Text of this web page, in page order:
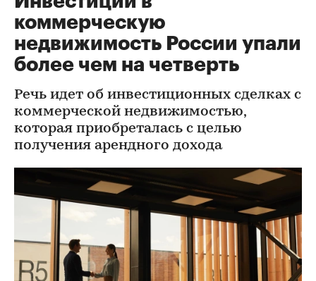
коммерческую
недвижимость России упали
более чем на четверть
Речь идет об инвестиционных сделках с
коммерческой недвижимостью,
которая приобреталась с целью
получения арендного дохода